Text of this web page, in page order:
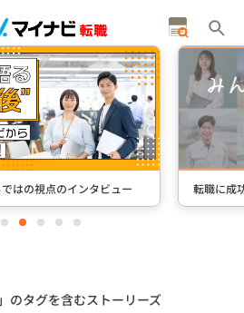
はの視点のインタビュー 転職に成
itemitemitemitemitem
のタグを含むストーリーズ